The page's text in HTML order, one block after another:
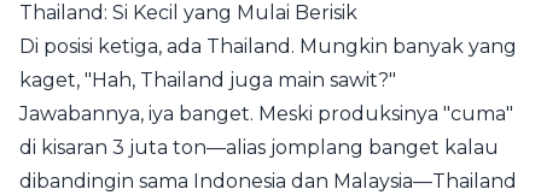
Thailand: Si Kecil yang Mulai Berisik
Di posisi ketiga, ada Thailand. Mungkin banyak yang
kaget, "Hah, Thailand juga main sawit?"
Jawabannya, iya banget. Meski produksinya "cuma"
di kisaran 3 juta ton—alias jomplang banget kalau
dibandingin sama Indonesia dan Malaysia—Thailand